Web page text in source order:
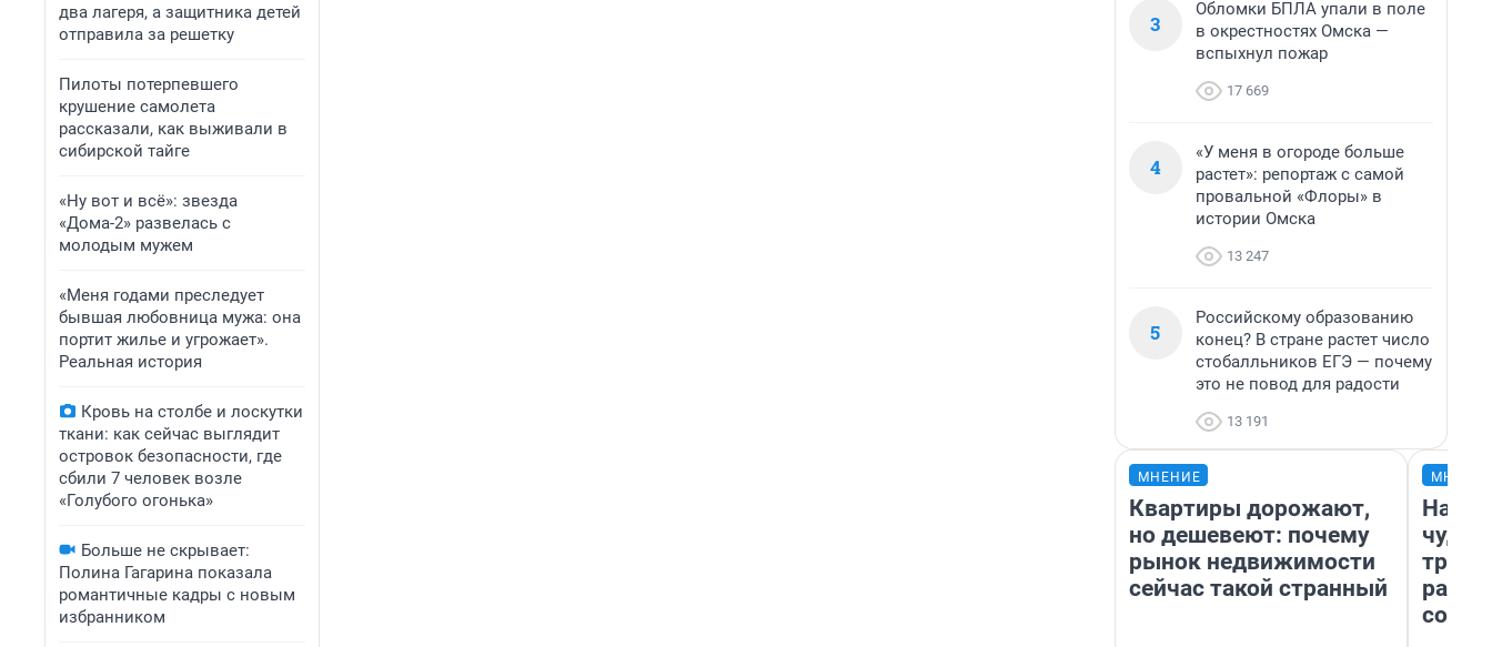
два лагеря, а защитника детей
отправила за решетку
Пилоты потерпевшего
крушение самолета
рассказали, как выживали в
сибирской тайге
«Ну вот и всё»: звезда
«Дома-2» развелась с
молодым мужем
«Меня годами преследует
бывшая любовница мужа: она
портит жилье и угрожает».
Реальная история
Кровь на столбе и лоскутки
ткани: как сейчас выглядит
островок безопасности, где
сбили 7 человек возле
«Голубого огонька»
Больше не скрывает:
Полина Гагарина показала
романтичные кадры с новым
избранником
3
Обломки БПЛА упали в поле
в окрестностях Омска —
вспыхнул пожар
17 669
4
«У меня в огороде больше
растет»: репортаж с самой
провальной «Флоры» в
истории Омска
13 247
5
Российскому образованию
конец? В стране растет число
стобалльников ЕГЭ — почему
это не повод для радости
13 191
МНЕНИЕ
Квартиры дорожают,
но дешевеют: почему
рынок недвижимости
сейчас такой странный